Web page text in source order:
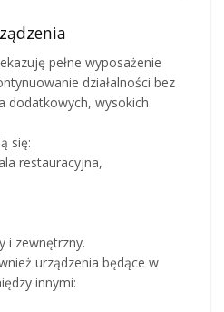
pełne wyposażenie
działalności bez
dodatkowych, wysokich
się:
restauracyjna,
i zewnętrzny.
urządzenia będące w
innymi: